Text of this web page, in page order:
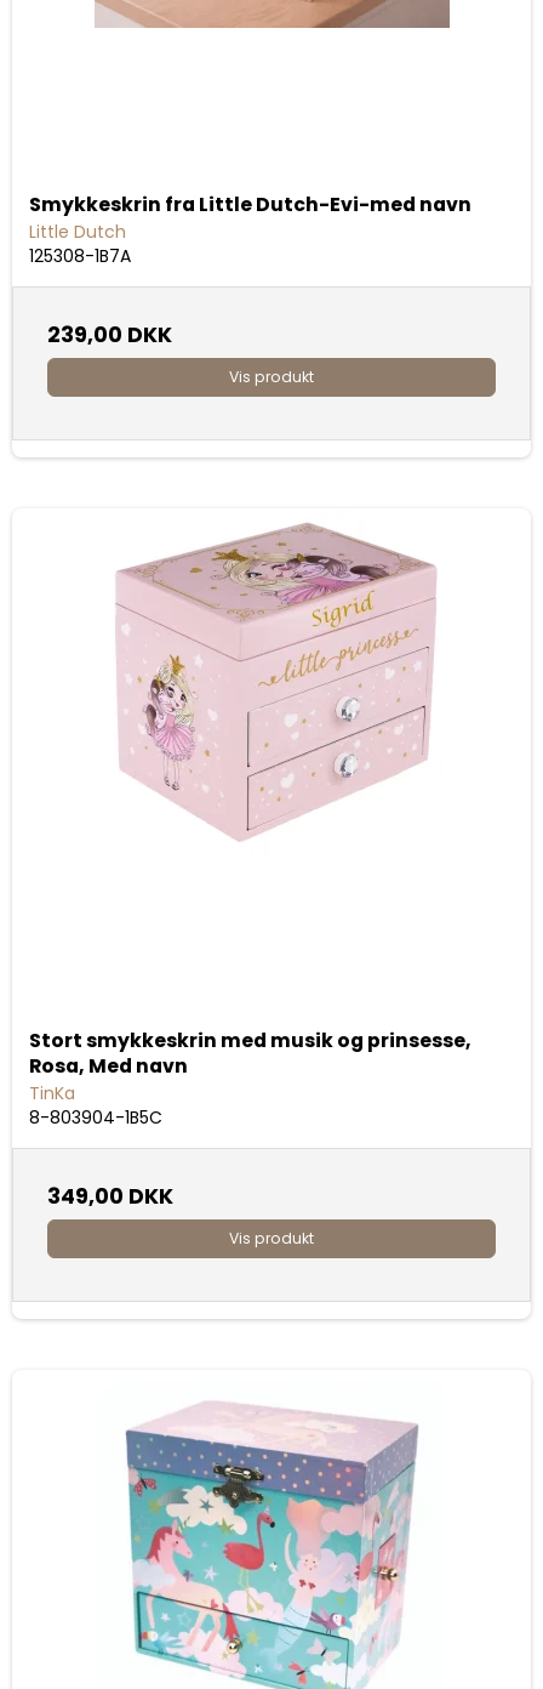
Smykkeskrin fra Little Dutch-Evi-med navn
Little Dutch
125308-1B7A
239,00 DKK
Vis produkt
Stort smykkeskrin med musik og prinsesse,
Rosa, Med navn
TinKa
8-803904-1B5C
349,00 DKK
Vis produkt